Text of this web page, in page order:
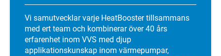
Vi samutvecklar varje HeatBooster tillsammans
med ert team och kombinerar över 40 års
erfarenhet inom VVS med djup
applikationskunskap inom värmepumpar,